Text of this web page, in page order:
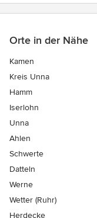
Orte in der Nähe
Kamen
Kreis Unna
Hamm
Iserlohn
Unna
Ahlen
Schwerte
Datteln
Werne
Wetter (Ruhr)
Herdecke